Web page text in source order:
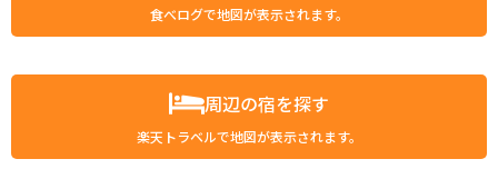
食べログで地図が表示されます。
周辺の宿を探す
楽天トラベルで地図が表示されます。